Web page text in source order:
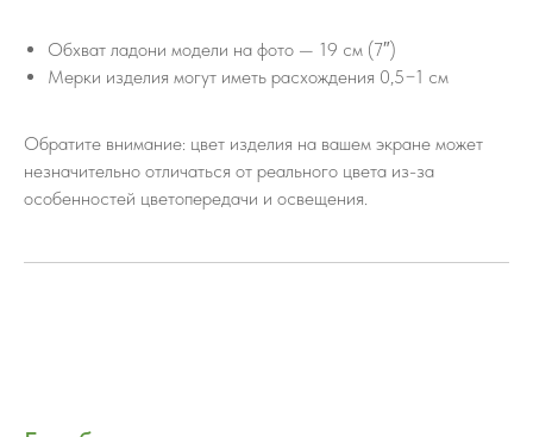
Обхват ладони модели на фото — 19 см (7″)
Мерки изделия могут иметь расхождения 0,5−1 см
Обратите внимание: цвет изделия на вашем экране может
незначительно отличаться от реального цвета из-за
особенностей цветопередачи и освещения.